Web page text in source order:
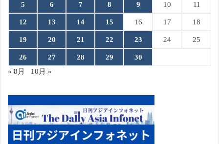
5 6 7 8 9 10 11
12 13 14 15 16 17 18
19 20 21 22 23 24 25
26 27 28 29
30
« 8月
10月 »